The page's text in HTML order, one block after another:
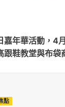
嘉年華活動，4
跟鞋教堂與布袋
點